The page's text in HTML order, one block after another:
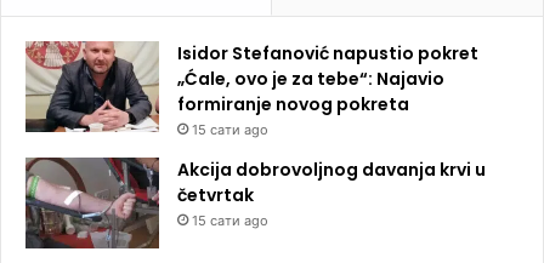
Isidor Stefanović napustio pokret
„Ćale, ovo je za tebe“: Najavio
formiranje novog pokreta
15 сати ago
Akcija dobrovoljnog davanja krvi u
četvrtak
15 сати ago